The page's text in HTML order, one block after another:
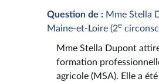
Question de : Mme Stella
Maine-et-Loire (2e
Mme Stella Dupont
formation
agricole (MSA). Elle a